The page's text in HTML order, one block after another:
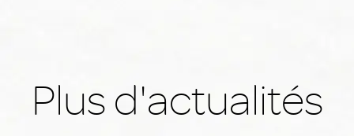
Plus d'actualités